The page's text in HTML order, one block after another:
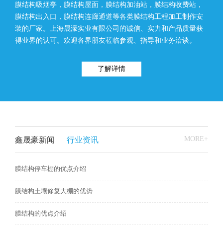
膜结构吸烟亭，膜结构屋面，膜结构加油站，膜结构收费站，
膜结构出入口，膜结构连廊通道等各类膜结构工程加工制作安
装的厂家。上海晟濠实业有限公司的诚信、实力和产品质量获
得业界的认可。欢迎各界朋友莅临参观、指导和业务洽谈。
了解详情
鑫晟豪新闻 行业资讯 MORE+
膜结构停车棚的优点介绍
膜结构土壤修复大棚的优势
膜结构的优点介绍